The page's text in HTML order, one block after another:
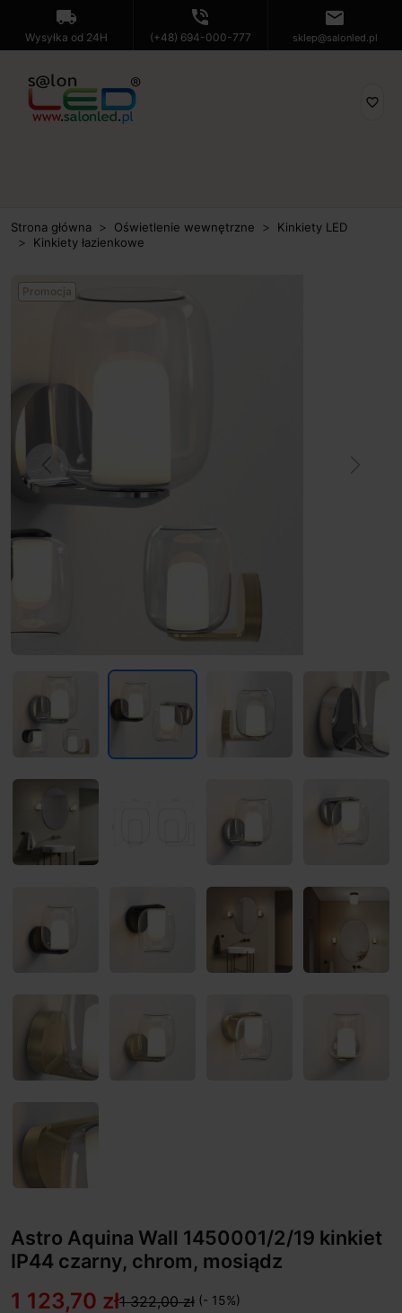
local_shipping
Wysyłka od 24H
phone_in_talk
(+48) 694-000-777
mail
sklep@salonled.pl
favorite_border
Strona główna Oświetlenie wewnętrzne
Kinkiety LED
Kinkiety łazienkowe
Promocja
Previous
Astro Aquina Wall 1450001/2/19 kinkiet
IP44 czarny, chrom, mosiądz
1 123,70 zł1 322,00 zł (- 15%)